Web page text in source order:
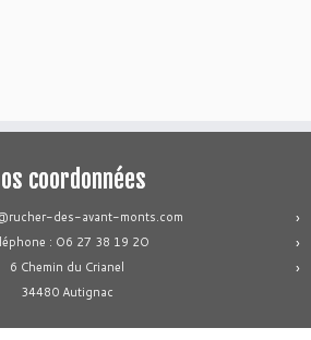
coordonnées
des-avant-monts.com
: O6 27 38 19 2O
6 Chemin du Crianel
34480 Autignac